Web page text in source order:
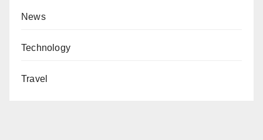
News
Technology
Travel